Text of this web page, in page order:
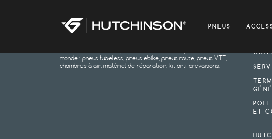
PNEUS
monde : pneus tubeless, pneus ebike, pneus route, pneus VTT,
chambres à air, matériel de réparation, kit anti-crevaisons.
ET